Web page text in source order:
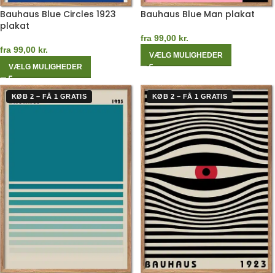
Bauhaus Blue Circles 1923
plakat
fra 99,00 kr.
VÆLG MULIGHEDER
Bauhaus Blue Man plakat
fra 99,00 kr.
VÆLG MULIGHEDER
KØB 2 – FÅ 1 GRATIS KØB 2 – FÅ 1 GRATIS